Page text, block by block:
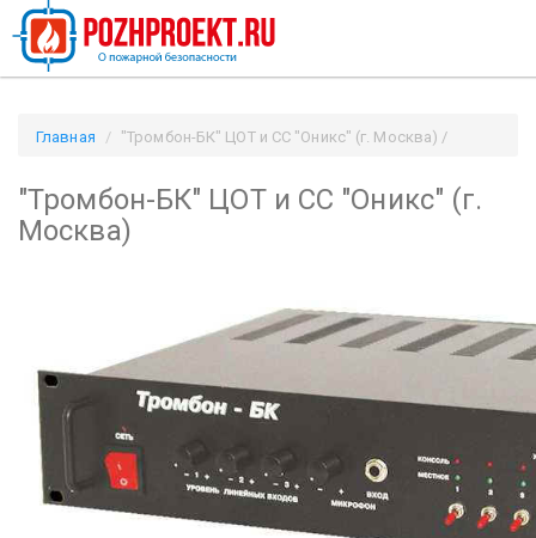
Главная
"Тромбон-БК" ЦОТ и СС "Оникс" (г. Москва) /
"Тромбон-БК" ЦОТ и СС "Оникс" (г.
Москва)